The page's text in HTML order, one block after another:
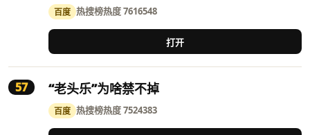
百度 热搜榜热度 7616548
打开
57 “老头乐”为啥禁不掉
百度 热搜榜热度 7524383